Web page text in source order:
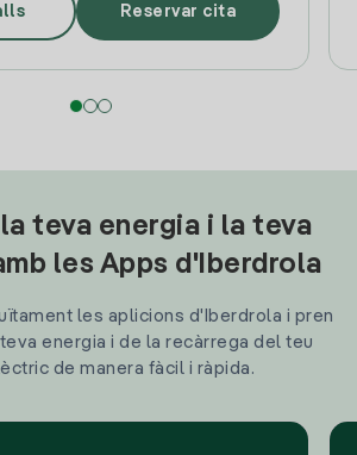
Reservar cita
teva energia i la teva
les Apps d'Iberdrola
les aplicions d'Iberdrola i pren
energia i de la recàrrega del teu
de manera fàcil i ràpida.